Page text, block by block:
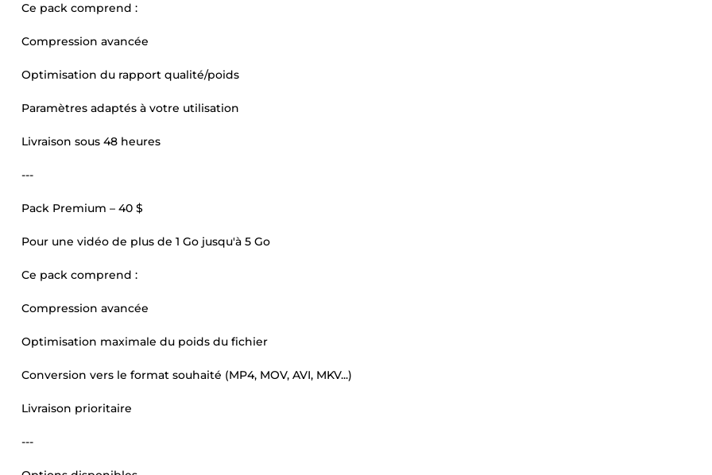
Ce pack comprend :
Compression avancée
Optimisation du rapport qualité/poids
Paramètres adaptés à votre utilisation
Livraison sous 48 heures
---
Pack Premium – 40 $
Pour une vidéo de plus de 1 Go jusqu'à 5 Go
Ce pack comprend :
Compression avancée
Optimisation maximale du poids du fichier
Conversion vers le format souhaité (MP4, MOV, AVI, MKV...)
Livraison prioritaire
---